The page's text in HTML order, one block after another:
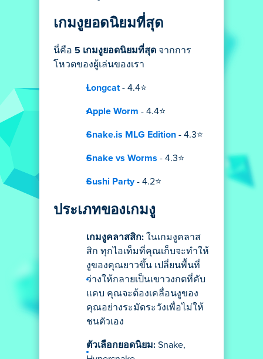
เกมงูยอดนิยมที่สุด
นี่คือ 5 เกมงูยอดนิยมที่สุด จากการ
โหวตของผู้เล่นของเรา
Longcat - 4.4⭐
Apple Worm - 4.4⭐
Snake.is MLG Edition - 4.3⭐
Snake vs Worms - 4.3⭐
Sushi Party- 4.2⭐
ประเภทของเกมงู
เกมงูคลาสสิก: ในเกมงูคลาส
สิก ทุกไอเท็มที่คุณเก็บจะทำให้
งูของคุณยาวขึ้น เปลี่ยนพื้นที่
ว่างให้กลายเป็นเขาวงกตที่คับ
แคบ คุณจะต้องเคลื่อนงูของ
คุณอย่างระมัดระวังเพื่อไม่ให้
ชนตัวเอง
ตัวเลือกยอดนิยม: Snake,